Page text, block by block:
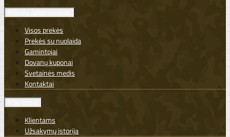
Visos prekės
Prekės su nuolaida
Gamintojai
Dovanų kuponai
Svetainės medis
Kontaktai
Klientams
Užsakymų istorija